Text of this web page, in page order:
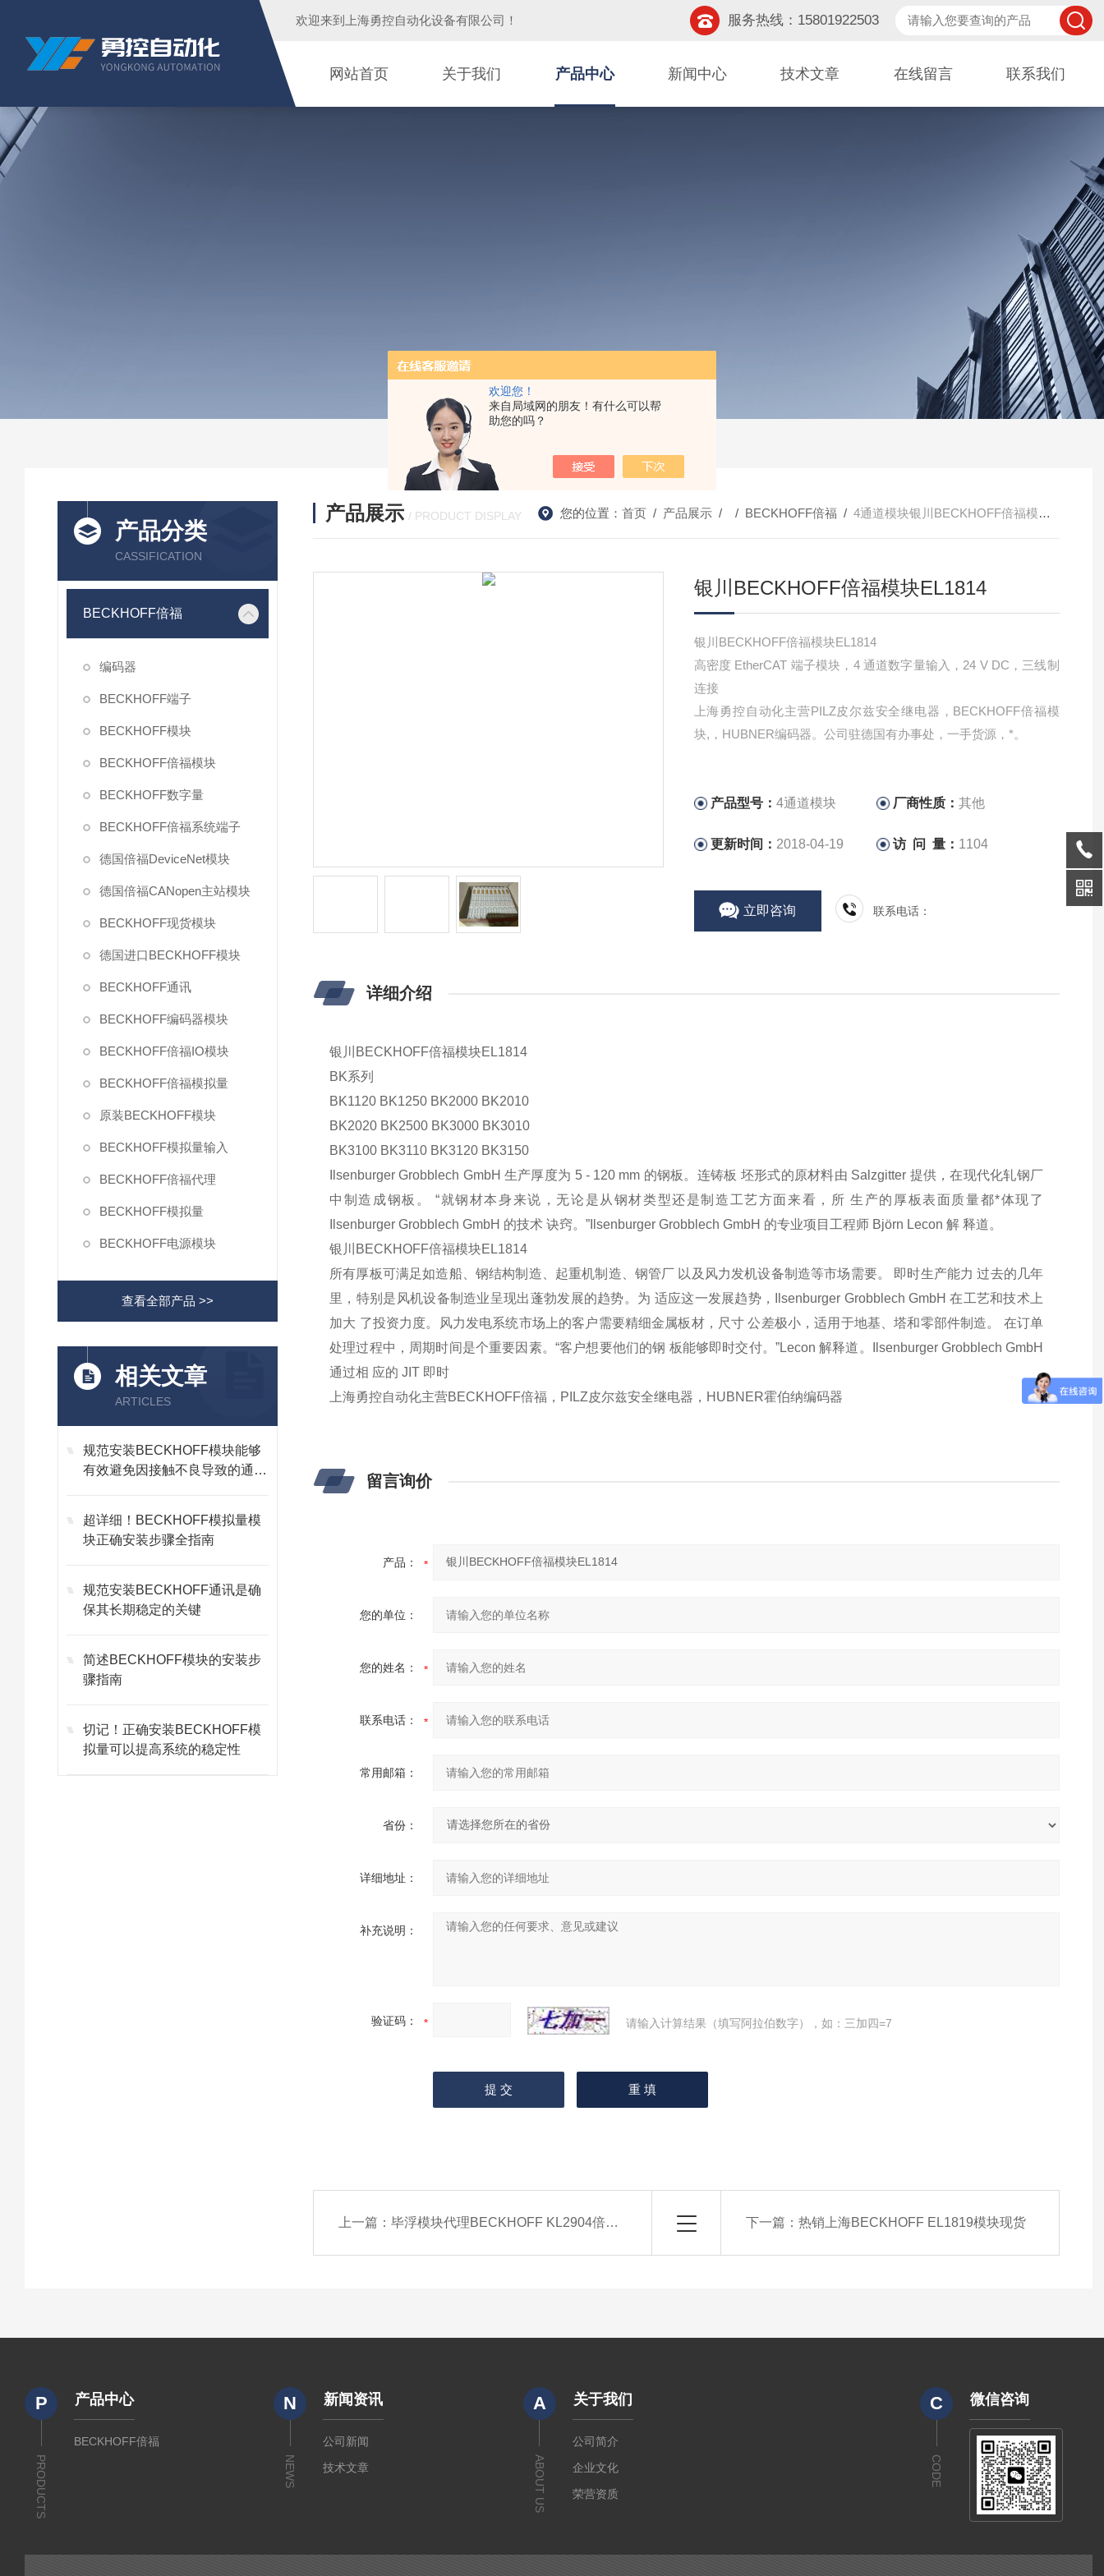
欢迎您！
来自局域网的朋友！有什么可以帮
助您的吗？
欢迎来到 上海勇控自动化设备有限公司 ！ 服务热线：15801922503
网站首页 关于我们 产品中心 新闻中心 技术文章 在线留言 联系我们
产品分类
CASSIFICATION
BECKHOFF倍福
编码器
BECKHOFF端子
BECKHOFF模块
BECKHOFF倍福模块
BECKHOFF数字量
BECKHOFF倍福系统端子
德国倍福DeviceNet模块
德国倍福CANopen主站模块
BECKHOFF现货模块
德国进口BECKHOFF模块
BECKHOFF通讯
BECKHOFF编码器模块
BECKHOFF倍福IO模块
BECKHOFF倍福模拟量
原装BECKHOFF模块
BECKHOFF模拟量输入
BECKHOFF倍福代理
BECKHOFF模拟量
BECKHOFF电源模块
查看全部产品 >>
相关文章
ARTICLES
规范安装BECKHOFF模块能够
有效避免因接触不良导致的通讯
超详细！BECKHOFF模拟量模
块正确安装步骤全指南
规范安装BECKHOFF通讯是确
保其长期稳定的关键
简述BECKHOFF模块的安装步
骤指南
切记！正确安装BECKHOFF模
拟量可以提高系统的稳定性
产品展示 / PRODUCT DISPLAY 您的位置： 首页/ 产品展示/ / BECKHOFF倍福 / 4通道模块银川BECKHOFF倍福模块EL1814
银川BECKHOFF倍福模块EL1814
银川BECKHOFF倍福模块EL1814
高密度 EtherCAT 端子模块，4 通道数字量输入，24 V DC，三线制
连接
上海勇控自动化主营PILZ皮尔兹安全继电器，BECKHOFF倍福模
块,，HUBNER编码器。公司驻德国有办事处，一手货源，*。
产品型号： 4通道模块 厂商性质：其他
更新时间： 2018-04-19 访 问 量： 1104
立即咨询 联系电话：
详细介绍
银川BECKHOFF倍福模块EL1814
BK系列
BK1120 BK1250 BK2000 BK2010
BK2020 BK2500 BK3000 BK3010
BK3100 BK3110 BK3120 BK3150
Ilsenburger Grobblech GmbH 生产厚度为 5 - 120 mm 的钢板。连铸板 坯形式的原材料由 Salzgitter 提供，在现代化轧钢厂
中制造成钢板。 “就钢材本身来说，无论是从钢材类型还是制造工艺方面来看，所 生产的厚板表面质量都*体现了
Ilsenburger Grobblech GmbH 的技术 诀窍。”Ilsenburger Grobblech GmbH 的专业项目工程师 Björn Lecon 解 释道。
银川BECKHOFF倍福模块EL1814
所有厚板可满足如造船、钢结构制造、起重机制造、钢管厂 以及风力发机设备制造等市场需要。 即时生产能力 过去的几年
里，特别是风机设备制造业呈现出蓬勃发展的趋势。为 适应这一发展趋势，Ilsenburger Grobblech GmbH 在工艺和技术上
加大 了投资力度。风力发电系统市场上的客户需要精细金属板材，尺寸 公差极小，适用于地基、塔和零部件制造。 在订单
处理过程中，周期时间是个重要因素。“客户想要他们的钢 板能够即时交付。”Lecon 解释道。Ilsenburger Grobblech GmbH
通过相 应的 JIT 即时
上海勇控自动化主营BECKHOFF倍福，PILZ皮尔兹安全继电器，HUBNER霍伯纳编码器
留言询价
产品：
您的单位：
您的姓名：
联系电话：
常用邮箱：
省份：
详细地址：
补充说明：
验证码： 请输入计算结果（填写阿拉伯数字），如：三加四=7
上一篇：毕浮模块代理BECKHOFF KL2904倍福现货 下一篇： 热销上海BECKHOFF EL1819模块现货
P
PRODUCTS
产品中心
BECKHOFF倍福
N
NEWS
新闻资讯
公司新闻
技术文章
A
ABOUT US
关于我们
公司简介
企业文化
荣营资质
C
CODE
微信咨询